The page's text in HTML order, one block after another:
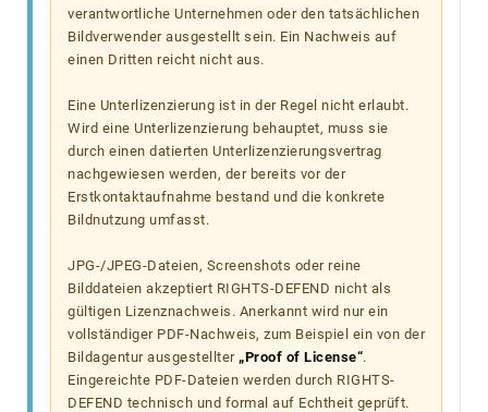
verantwortliche Unternehmen oder den tatsächlichen
Bildverwender ausgestellt sein. Ein Nachweis auf
einen Dritten reicht nicht aus.
Eine Unterlizenzierung ist in der Regel nicht erlaubt.
Wird eine Unterlizenzierung behauptet, muss sie
durch einen datierten Unterlizenzierungsvertrag
nachgewiesen werden, der bereits vor der
Erstkontaktaufnahme bestand und die konkrete
Bildnutzung umfasst.
JPG-/JPEG-Dateien, Screenshots oder reine
Bilddateien akzeptiert RIGHTS-DEFEND nicht als
gültigen Lizenznachweis. Anerkannt wird nur ein
vollständiger PDF-Nachweis, zum Beispiel ein von der
Bildagentur ausgestellter „Proof of License“.
Eingereichte PDF-Dateien werden durch RIGHTS-
DEFEND technisch und formal auf Echtheit geprüft.